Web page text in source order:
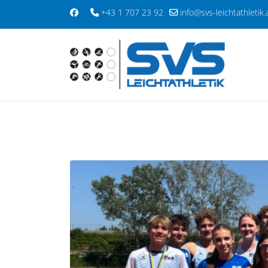
+43 1 707 23 92 info@svs-